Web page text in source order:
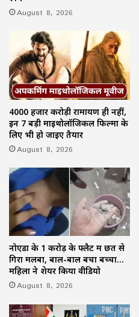
August 8, 2026
4000 हजार करोड़ी रामायण ही नहीं,
इन 7 बड़ी माइथोलॉजिकल फिल्मों के
लिए भी हो जाइए तैयार
August 8, 2026
नोएडा के 1 करोड़ के फ्लैट में छत से
गिरा मलबा, बाल-बाल बचा बच्चा…
महिला ने शेयर किया वीडियो
August 8, 2026